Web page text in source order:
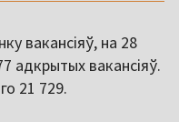
вакансіяў, на 28
адкрытых вакансіяў.
21 729.